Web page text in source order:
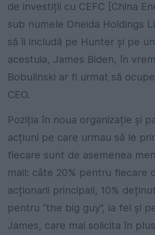
de investiții cu CEFC [China
sub numele Oneida Holdings
să îi includă pe Hunter și pe
acestuia, James Biden, în
Bobulinski ar fi urmat să
CEO.
Poziția în noua organizație și
acțiuni pe care urmau să le
fiecare sunt de asemenea
mail: câte 20% pentru fiecare
acționarii principali, 10%
pentru “the big guy”, la fel și
James, care mai solicita în